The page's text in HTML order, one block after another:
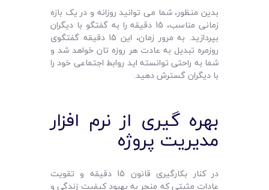
بدین منظور، شما می توانید روزانه و در یک بازه
زمانی مناسب، 15 دقیقه را به گفتگو با دیگران
بپردازید. به مرور زمان، این 15 دقیقه گفتگوی
روزمره تبدیل به عادت هر روزه تان خواهد شد و
شما به راحتی توانسته اید روابط اجتماعی خود را
با دیگران گسترش دهید.
بهره گیری از نرم افزار
مدیریت پروژه
در کنار بکارگیری قانون 15 دقیقه و تقویت
عادات مثبتی که منجر به بهبود کیفیت زندگی و